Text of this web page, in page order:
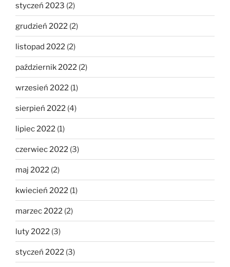
styczeń 2023 (2)
grudzień 2022 (2)
listopad 2022 (2)
październik 2022 (2)
wrzesień 2022 (1)
sierpień 2022 (4)
lipiec 2022 (1)
czerwiec 2022 (3)
maj 2022 (2)
kwiecień 2022 (1)
marzec 2022 (2)
luty 2022 (3)
styczeń 2022 (3)